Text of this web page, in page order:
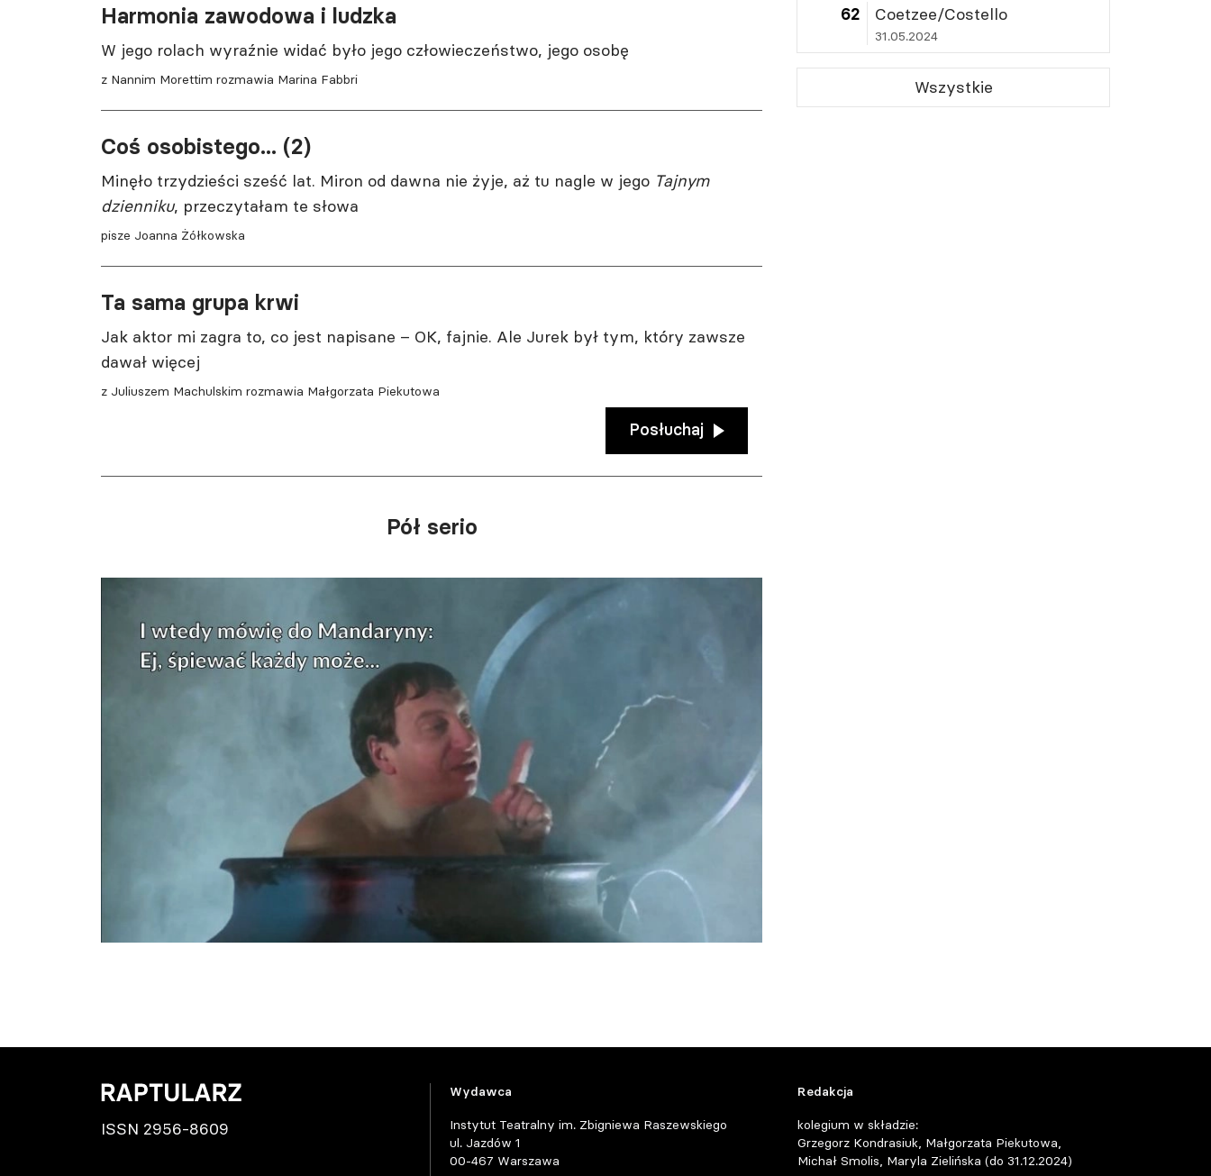
Harmonia zawodowa i ludzka
W jego rolach wyraźnie widać było jego człowieczeństwo, jego osobę
z Nannim Morettim rozmawia Marina Fabbri
Coś osobistego... (2)
Minęło trzydzieści sześć lat. Miron od dawna nie żyje, aż tu nagle w jego Tajnym
dzienniku, przeczytałam te słowa
pisze Joanna Żółkowska
Ta sama grupa krwi
Jak aktor mi zagra to, co jest napisane – OK, fajnie. Ale Jurek był tym, który zawsze
dawał więcej
z Juliuszem Machulskim rozmawia Małgorzata Piekutowa
Posłuchaj
Pół serio
62 Coetzee/Costello
31.05.2024
Wszystkie
ISSN 2956-8609
Wydawca
Instytut Teatralny im. Zbigniewa Raszewskiego
ul. Jazdów 1
00-467 Warszawa
Redakcja
kolegium w składzie:
Grzegorz Kondrasiuk, Małgorzata Piekutowa,
Michał Smolis, Maryla Zielińska (do 31.12.2024)